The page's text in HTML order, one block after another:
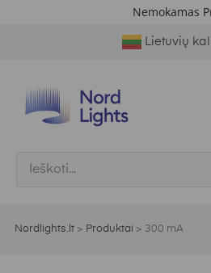
Nemokamas
Lietuvių
Nordlights.lt > Produktai > 300 mA